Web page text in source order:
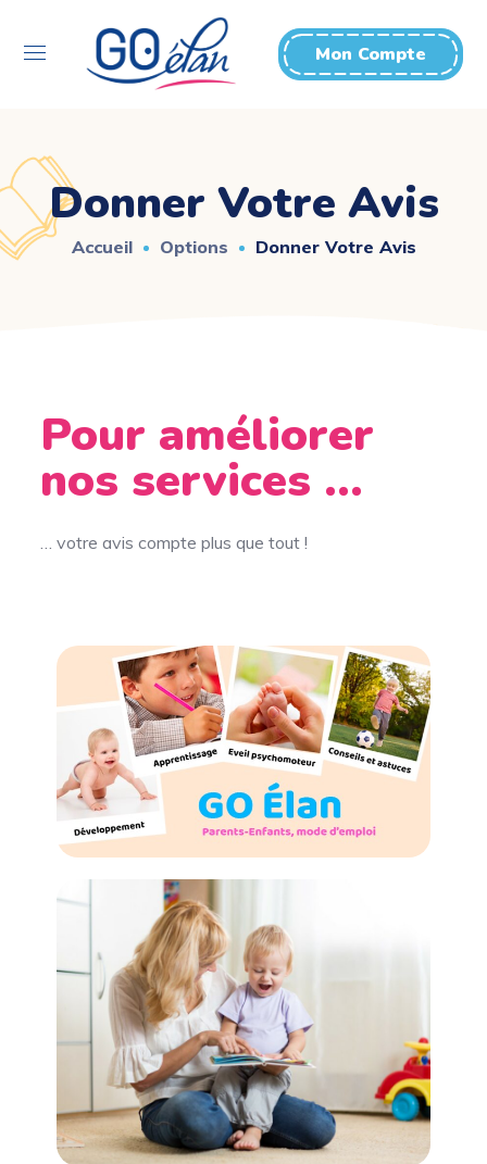
Mon Compte
Donner Votre Avis
Accueil Options Donner Votre Avis
Pour améliorer
nos services ...
… votre avis compte plus que tout !